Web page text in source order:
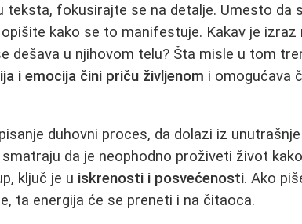
teksta, fokusirajte se na detalje. Umesto da
kako se to manifestuje. Kakav je izraz
dešava u njihovom telu? Šta misle u tom
i emocija čini priču življenom i omogućava
duhovni proces, da dolazi iz
da je neophodno proživeti život
ključ je u iskrenosti i posvećenosti. Ako
ta energija će se preneti i na čitaoca.